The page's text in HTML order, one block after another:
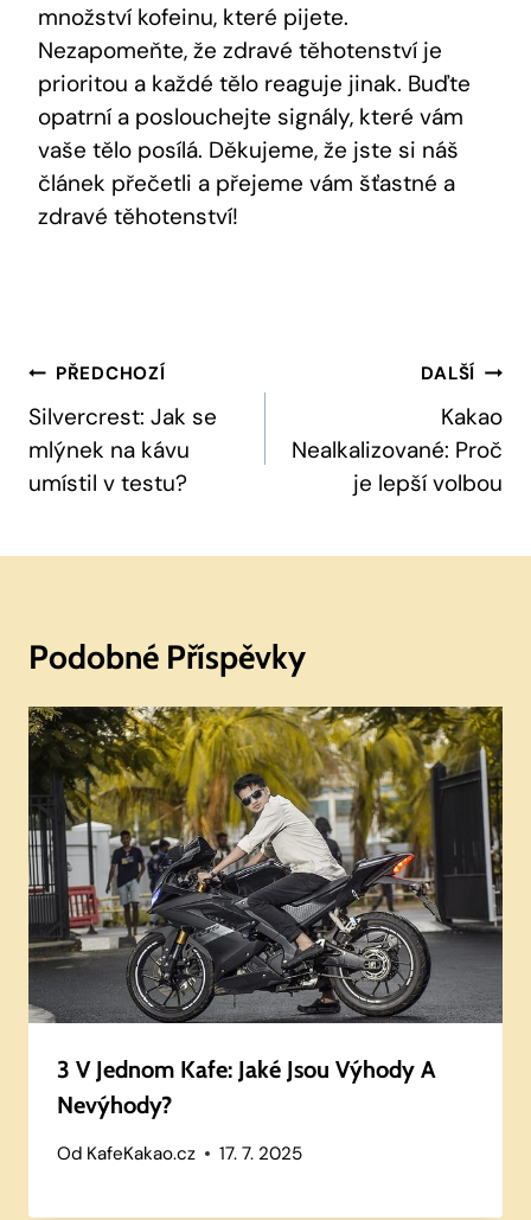
množství kofeinu, které pijete.
Nezapomeňte, že zdravé těhotenství je
prioritou a každé tělo reaguje jinak. Buďte
opatrní a poslouchejte signály, které vám
vaše tělo posílá. Děkujeme, že jste si náš
článek přečetli a přejeme vám šťastné a
zdravé těhotenství!
Navigace
Pro
Příspěvek
PŘEDCHOZÍ
Silvercrest: Jak se
mlýnek na kávu
umístil v testu?
DALŠÍ
Kakao
Nealkalizované: Proč
je lepší volbou
Podobné Příspěvky
3 V Jednom Kafe: Jaké Jsou Výhody A
Nevýhody?
Od KafeKakao.cz 17. 7. 2025